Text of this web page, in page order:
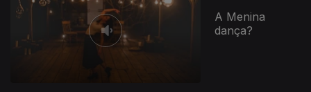
A Menina
dança?